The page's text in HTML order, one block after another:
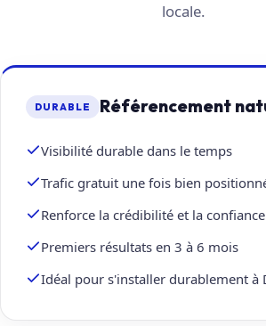
locale.
DURABLE Référencement
Visibilité durable dans le temps
Trafic gratuit une fois bien
Renforce la crédibilité et la confiance
Premiers résultats en 3 à 6 mois
Idéal pour s'installer durablement à